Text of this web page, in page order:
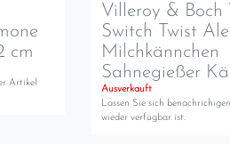
cm
Artikel
Villeroy & Boch
Switch Twist
Milchkännchen
Sahnegießer
Ausverkauft
Lassen Sie sich
wieder verfügbar ist.